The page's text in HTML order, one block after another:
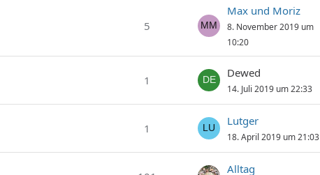
5
Max und Moriz
8. November 2019 um
10:20
1
Dewed
14. Juli 2019 um 22:33
1
Lutger
18. April 2019 um 21:03
Alltag